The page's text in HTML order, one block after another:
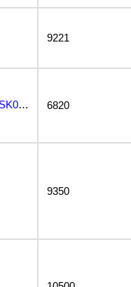
9221
メガドライブ MD ジノーグ 外箱 取扱説明書 ハガキ付 起動確認済 250819SK020198... 6820
9350